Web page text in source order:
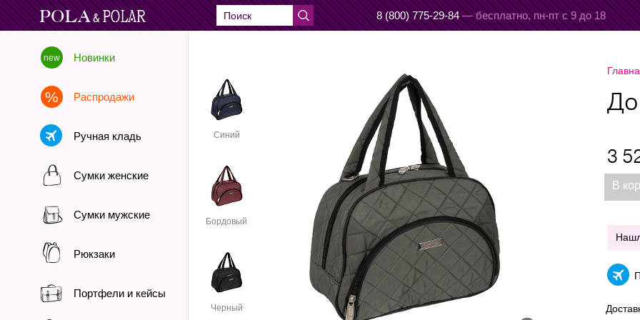
8 (800) 775-29-84 — бесплатно, пн-пт с 9 до 18
Новинки
Распродажи
Ручная кладь
Сумки женские
Сумки мужские
Рюкзаки
Портфели и кейсы
Синий
Бордовый
Черный
3
В